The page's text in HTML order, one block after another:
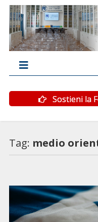
Sostieni la
Tag: medio